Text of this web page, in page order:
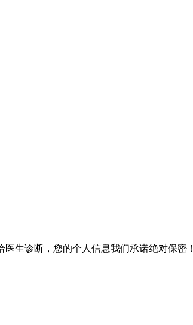
生诊断，您的个人信息我们承诺绝对保密！